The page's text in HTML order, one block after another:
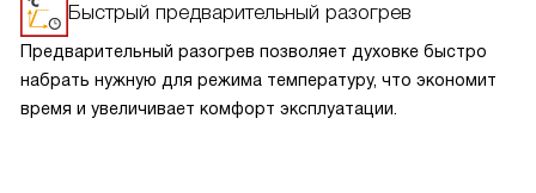
Быстрый предварительный разогрев
Предварительный разогрев позволяет духовке быстро
набрать нужную для режима температуру, что экономит
время и увеличивает комфорт эксплуатации.